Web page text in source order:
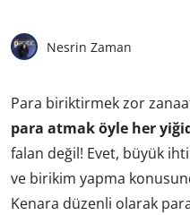
Nesrin Zaman
Para biriktirmek zor
para atmak öyle her
falan değil! Evet, büyük
ve birikim yapma
Kenara düzenli olarak